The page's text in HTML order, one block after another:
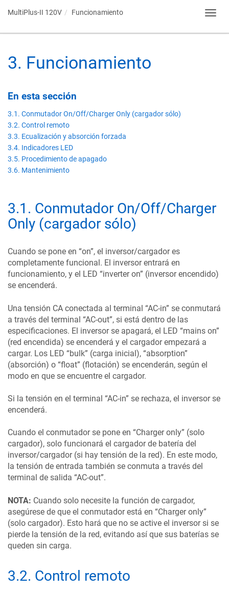
MultiPlus-II 120V Funcionamiento
3. Funcionamiento
En esta sección
3.1. Conmutador On/Off/Charger Only (cargador sólo)
3.2. Control remoto
3.3. Ecualización y absorción forzada
3.4. Indicadores LED
3.5. Procedimiento de apagado
3.6. Mantenimiento
3.1 . Conmutador On/Off/Charger
Only (cargador sólo)
Cuando se pone en “on”, el inversor/cargador es
completamente funcional. El inversor entrará en
funcionamiento, y el LED “inverter on” (inversor encendido)
se encenderá.
Una tensión CA conectada al terminal “AC-in” se conmutará
a través del terminal “AC-out”, si está dentro de las
especificaciones. El inversor se apagará, el LED “mains on”
(red encendida) se encenderá y el cargador empezará a
cargar. Los LED “bulk” (carga inicial), “absorption”
(absorción) o “float” (flotación) se encenderán, según el
modo en que se encuentre el cargador.
Si la tensión en el terminal “AC-in” se rechaza, el inversor se
encenderá.
Cuando el conmutador se pone en “Charger only” (solo
cargador), solo funcionará el cargador de batería del
inversor/cargador (si hay tensión de la red). En este modo,
la tensión de entrada también se conmuta a través del
terminal de salida “AC-out”.
NOTA: Cuando solo necesite la función de cargador,
asegúrese de que el conmutador está en “Charger only”
(solo cargador). Esto hará que no se active el inversor si se
pierde la tensión de la red, evitando así que sus baterías se
queden sin carga.
3.2. Control remoto